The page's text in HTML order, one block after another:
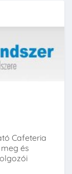
Cafeteria
és